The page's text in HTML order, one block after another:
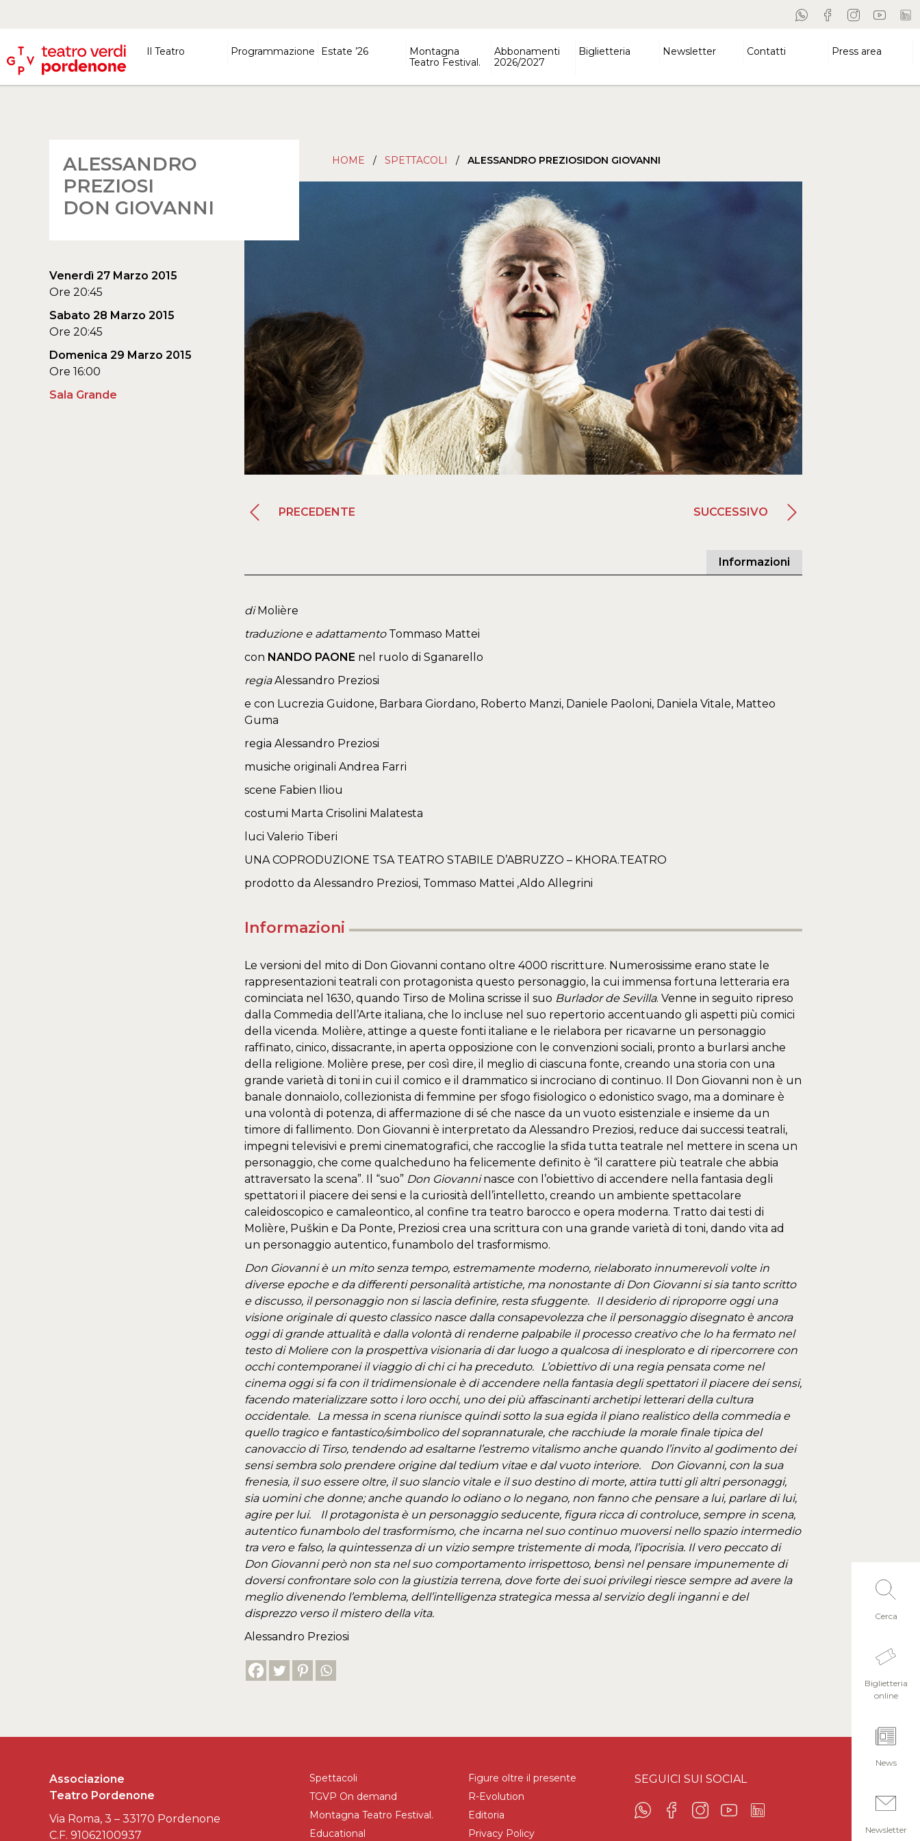
Il Teatro Programmazione Estate ’26
Montagna
Teatro Festival.
Abbonamenti
2026/2027
Biglietteria Newsletter Contatti Press area
ALESSANDRO
PREZIOSI
DON GIOVANNI
Venerdì 27 Marzo 2015
Ore 20:45
Sabato 28 Marzo 2015
Ore 20:45
Domenica 29 Marzo 2015
Ore 16:00
Sala Grande
HOME / SPETTACOLI / ALESSANDRO PREZIOSIDON GIOVANNI
PRECEDENTE SUCCESSIVO
Informazioni
di Molière
traduzione e adattamentoTommaso Mattei
con NANDO PAONE nel ruolo di Sganarello
regiaAlessandro Preziosi
e con Lucrezia Guidone, Barbara Giordano, Roberto Manzi, Daniele Paoloni, Daniela Vitale, Matteo
Guma
regia Alessandro Preziosi
musiche originali Andrea Farri
scene Fabien Iliou
costumi Marta Crisolini Malatesta
luci Valerio Tiberi
UNA COPRODUZIONE TSA TEATRO STABILE D’ABRUZZO – KHORA.TEATRO
prodotto da Alessandro Preziosi, Tommaso Mattei ,Aldo Allegrini
Informazioni
Le versioni del mito di Don Giovanni contano oltre 4000 riscritture. Numerosissime erano state le
rappresentazioni teatrali con protagonista questo personaggio, la cui immensa fortuna letteraria era
cominciata nel 1630, quando Tirso de Molina scrisse il suo Burlador de Sevilla. Venne in seguito ripreso
dalla Commedia dell’Arte italiana, che lo incluse nel suo repertorio accentuando gli aspetti più comici
della vicenda. Molière, attinge a queste fonti italiane e le rielabora per ricavarne un personaggio
raffinato, cinico, dissacrante, in aperta opposizione con le convenzioni sociali, pronto a burlarsi anche
della religione. Molière prese, per così dire, il meglio di ciascuna fonte, creando una storia con una
grande varietà di toni in cui il comico e il drammatico si incrociano di continuo. Il Don Giovanni non è un
banale donnaiolo, collezionista di femmine per sfogo fisiologico o edonistico svago, ma a dominare è
una volontà di potenza, di affermazione di sé che nasce da un vuoto esistenziale e insieme da un
timore di fallimento. Don Giovanni è interpretato da Alessandro Preziosi, reduce dai successi teatrali,
impegni televisivi e premi cinematografici, che raccoglie la sfida tutta teatrale nel mettere in scena un
personaggio, che come qualcheduno ha felicemente definito è “il carattere più teatrale che abbia
attraversato la scena”. Il “suo” Don Giovanninasce con l’obiettivo di accendere nella fantasia degli
spettatori il piacere dei sensi e la curiosità dell’intelletto, creando un ambiente spettacolare
caleidoscopico e camaleontico, al confine tra teatro barocco e opera moderna. Tratto dai testi di
Molière, Puškin e Da Ponte, Preziosi crea una scrittura con una grande varietà di toni, dando vita ad
un personaggio autentico, funambolo del trasformismo.
Don Giovanni è un mito senza tempo, estremamente moderno, rielaborato innumerevoli volte in
diverse epoche e da differenti personalità artistiche, ma nonostante di Don Giovanni si sia tanto scritto
e discusso, il personaggio non si lascia definire, resta sfuggente. Il desiderio di riproporre oggi una
visione originale di questo classico nasce dalla consapevolezza che il personaggio disegnato è ancora
oggi di grande attualità e dalla volontà di renderne palpabile il processo creativo che lo ha fermato nel
testo di Moliere con la prospettiva visionaria di dar luogo a qualcosa di inesplorato e di ripercorrere con
occhi contemporanei il viaggio di chi ci ha preceduto. L’obiettivo di una regia pensata come nel
cinema oggi si fa con il tridimensionale è di accendere nella fantasia degli spettatori il piacere dei sensi,
facendo materializzare sotto i loro occhi, uno dei più affascinanti archetipi letterari della cultura
occidentale. La messa in scena riunisce quindi sotto la sua egida il piano realistico della commedia e
quello tragico e fantastico/simbolico del soprannaturale, che racchiude la morale finale tipica del
canovaccio di Tirso, tendendo ad esaltarne l’estremo vitalismo anche quando l’invito al godimento dei
sensi sembra solo prendere origine dal tedium vitae e dal vuoto interiore. Don Giovanni, con la sua
frenesia, il suo essere oltre, il suo slancio vitale e il suo destino di morte, attira tutti gli altri personaggi,
sia uomini che donne; anche quando lo odiano o lo negano, non fanno che pensare a lui, parlare di lui,
agire per lui. Il protagonista è un personaggio seducente, figura ricca di controluce, sempre in scena,
autentico funambolo del trasformismo, che incarna nel suo continuo muoversi nello spazio intermedio
tra vero e falso, la quintessenza di un vizio sempre tristemente di moda, l’ipocrisia. Il vero peccato di
Don Giovanni però non sta nel suo comportamento irrispettoso, bensì nel pensare impunemente di
doversi confrontare solo con la giustizia terrena, dove forte dei suoi privilegi riesce sempre ad avere la
meglio divenendo l’emblema, dell’intelligenza strategica messa al servizio degli inganni e del
disprezzo verso il mistero della vita.
Alessandro Preziosi
Cerca
Biglietteria
online
News
Newsletter
Associazione
Teatro Pordenone
Via Roma, 3 – 33170 Pordenone
C.F. 91062100937
Spettacoli
TGVP On demand
Montagna Teatro Festival.
Educational
Figure oltre il presente
R-Evolution
Editoria
Privacy Policy
SEGUICI SUI SOCIAL